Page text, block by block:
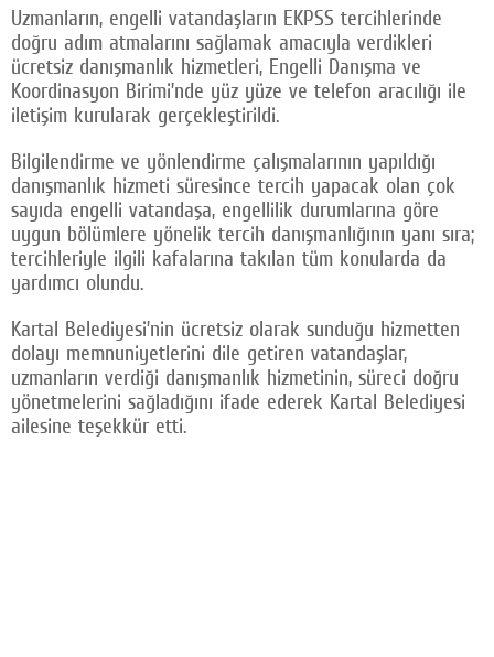
Uzmanların, engelli vatandaşların EKPSS tercihlerinde
doğru adım atmalarını sağlamak amacıyla verdikleri
ücretsiz danışmanlık hizmetleri, Engelli Danışma ve
Koordinasyon Birimi’nde yüz yüze ve telefon aracılığı ile
iletişim kurularak gerçekleştirildi.
Bilgilendirme ve yönlendirme çalışmalarının yapıldığı
danışmanlık hizmeti süresince tercih yapacak olan çok
sayıda engelli vatandaşa, engellilik durumlarına göre
uygun bölümlere yönelik tercih danışmanlığının yanı sıra;
tercihleriyle ilgili kafalarına takılan tüm konularda da
yardımcı olundu.
Kartal Belediyesi’nin ücretsiz olarak sunduğu hizmetten
dolayı memnuniyetlerini dile getiren vatandaşlar,
uzmanların verdiği danışmanlık hizmetinin, süreci doğru
yönetmelerini sağladığını ifade ederek Kartal Belediyesi
ailesine teşekkür etti.